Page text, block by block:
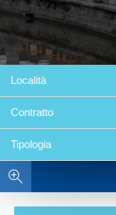
Località
Contratto
Tipologia